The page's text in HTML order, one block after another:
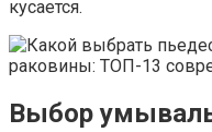
кусается.
Выбор